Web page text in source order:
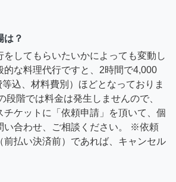
は？
をしてもらいたいかによっても変動し
的な料理代行ですと、2時間で4,000
込、材料費別）ほどとなっておりま
段階では料金は発生しませんので、
チケットに「依頼申請」を頂いて、個
い合わせ、ご相談ください。 ※依頼
前払い決済前）であれば、キャンセル